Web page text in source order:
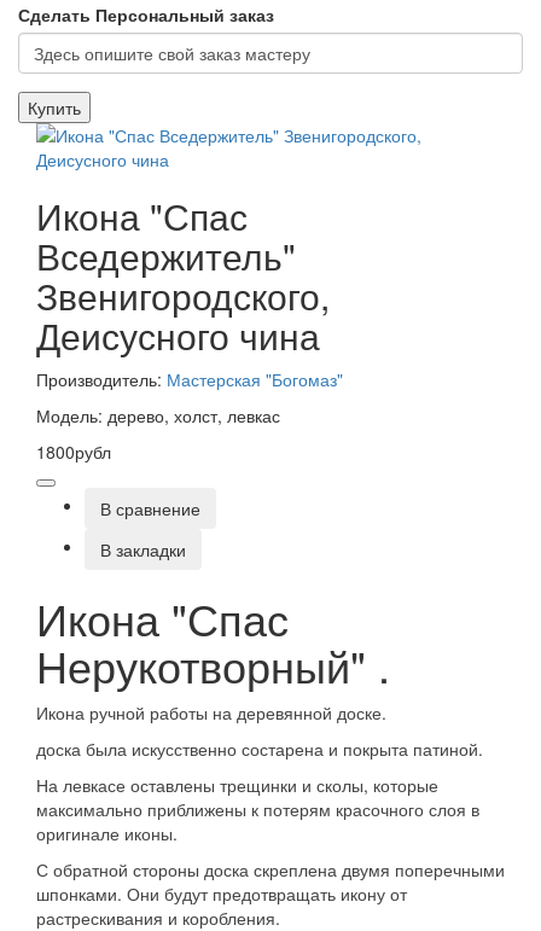
Сделать Персональный заказ
Купить
Икона "Спас
Вседержитель"
Звенигородского,
Деисусного чина
Производитель: Мастерская "Богомаз"
Модель: дерево, холст, левкас
1800рубл
В сравнение
В закладки
Икона "Спас
Нерукотворный" .
Икона ручной работы на деревянной доске.
доска была искусственно состарена и покрыта патиной.
На левкасе оставлены трещинки и сколы, которые
максимально приближены к потерям красочного слоя в
оригинале иконы.
С обратной стороны доска скреплена двумя поперечными
шпонками. Они будут предотвращать икону от
растрескивания и коробления.